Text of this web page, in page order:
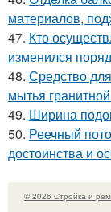
материалов,
47. Кто
изменился
48. Средство
мытья
49. Ширина
50. Реечный
достоинства и
© 2026 Стройка и